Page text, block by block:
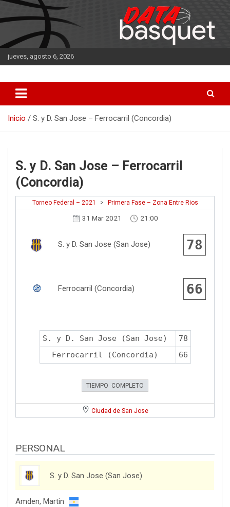
Saltar
al
contenido
jueves, agosto 6, 2026
DATA Basquet
Inicio S. y D. San Jose – Ferrocarril (Concordia)
S. y D. San Jose – Ferrocarril
(Concordia)
Torneo Federal – 2021 > Primera Fase – Zona Entre Rios
31 Mar 2021 21:00
S. y D. San Jose (San Jose) 78
Ferrocarril (Concordia) 66
S. y D. San Jose (San Jose)
78
Ferrocarril (Concordia)
66
TIEMPO COMPLETO
Ciudad de San Jose
PERSONAL
S. y D. San Jose (San Jose)
Amden, Martin